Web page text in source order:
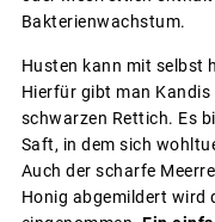
Bakterienwachstum.
Husten kann mit selbst
Hierfür gibt man
schwarzen Rettich. Es
Saft, in dem sich
Auch der scharfe
Honig abgemildert wird